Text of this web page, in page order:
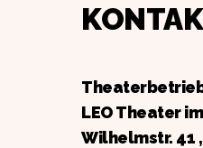
LEO Theater
Wilhelmstr. 41